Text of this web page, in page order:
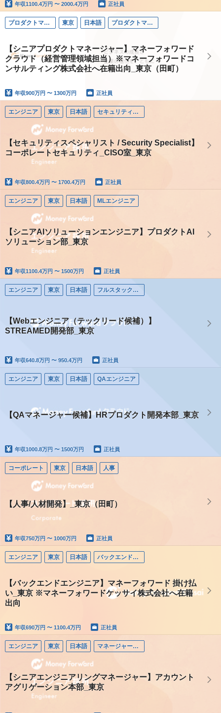
年収1100.4万円 〜 2000.4万円 正社員
プロダクトマネージャー 東京 日本語 プロダクトマネージャー
【シニアプロダクトマネージャー】マネーフォワード
クラウド（経営管理領域担当）※マネーフォワードコ
ンサルティング株式会社へ在籍出向_東京（田町）
年収900万円 〜 1300万円 正社員
エンジニア 東京 日本語 セキュリティエンジニア
【セキュリティスペシャリスト / Security Specialist】
コーポレートセキュリティ_CISO室_東京
年収800.4万円 〜 1700.4万円 正社員
エンジニア 東京 日本語 MLエンジニア
【シニアAIソリューションエンジニア】プロダクトAI
ソリューション部_東京
年収1100.4万円 〜 1500万円 正社員
エンジニア 東京 日本語 フルスタックエンジニア
【Webエンジニア（テックリード候補）】
STREAMED開発部_東京
年収640.8万円 〜 950.4万円 正社員
エンジニア 東京 日本語 QAエンジニア
【QAマネージャー候補】HRプロダクト開発本部_東京
年収1000.8万円 〜 1500万円 正社員
コーポレート 東京 日本語 人事
【人事/人材開発】_東京（田町）
年収750万円 〜 1000万円 正社員
エンジニア 東京 日本語 バックエンドエンジニア
【バックエンドエンジニア】マネーフォワード 掛け払
い_東京 ※マネーフォワードケッサイ株式会社へ在籍
出向
年収690万円 〜 1100.4万円 正社員
エンジニア 東京 日本語 マネージャー（エンジニア）
【シニアエンジニアリングマネージャー】アカウント
アグリゲーション本部_東京